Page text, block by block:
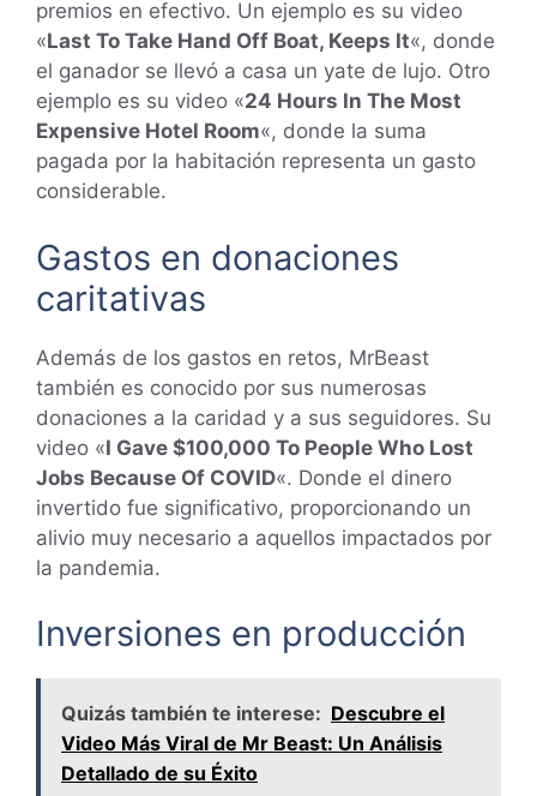
premios en efectivo. Un ejemplo es su video
«Last To Take Hand Off Boat, Keeps It«, donde
el ganador se llevó a casa un yate de lujo. Otro
ejemplo es su video «24 Hours In The Most
Expensive Hotel Room«, donde la suma
pagada por la habitación representa un gasto
considerable.
Gastos en donaciones
caritativas
Además de los gastos en retos, MrBeast
también es conocido por sus numerosas
donaciones a la caridad y a sus seguidores. Su
video «I Gave $100,000 To People Who Lost
Jobs Because Of COVID«. Donde el dinero
invertido fue significativo, proporcionando un
alivio muy necesario a aquellos impactados por
la pandemia.
Inversiones en producción
Quizás también te interese: Descubre el
Video Más Viral de Mr Beast: Un Análisis
Detallado de su Éxito